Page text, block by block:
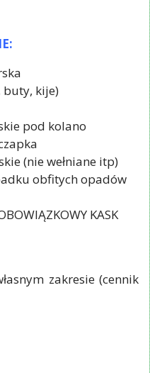
buty, kije)
pod kolano
(nie wełniane itp)
obfitych opadów
KASK
zakresie (cennik